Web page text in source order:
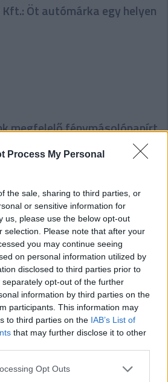
Process My Personal
the sale, sharing to third parties, or
or sensitive information for
us, please use the below opt-out
selection. Please note that after your
you may continue seeing
on personal information utilized by
disclosed to third parties prior to
opt-out of the further
information by third parties on the
participants. This information may
to third parties on the IAB’s List of
that may further disclose it to other
app uses one or more Google
Opt Outs
Öt autómárka egy helyen
megfelelő fénymásolópapírt
szerezz érettségit munka
A New Jet Power
TGB márka képviseletét